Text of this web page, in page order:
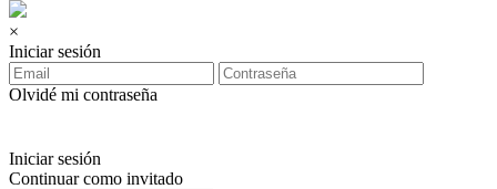
×
Iniciar sesión
Olvidé mi contraseña
Iniciar sesión
Continuar como invitado